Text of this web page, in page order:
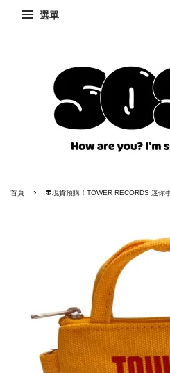
選單
首頁 › 👽現貨預購！TOWER RECORDS 迷你